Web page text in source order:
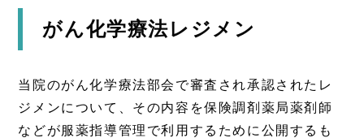
がん化学療法レジメン
当院のがん化学療法部会で審査され承認されたレ
ジメンについて、その内容を保険調剤薬局薬剤師
などが服薬指導管理で利用するために公開するも